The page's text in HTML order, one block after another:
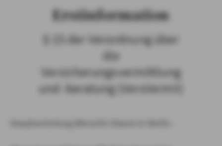
Erstinformation
§ 15 der Verordnung über
die
Versicherungsvermittlung
und -beratung (VersVermV)